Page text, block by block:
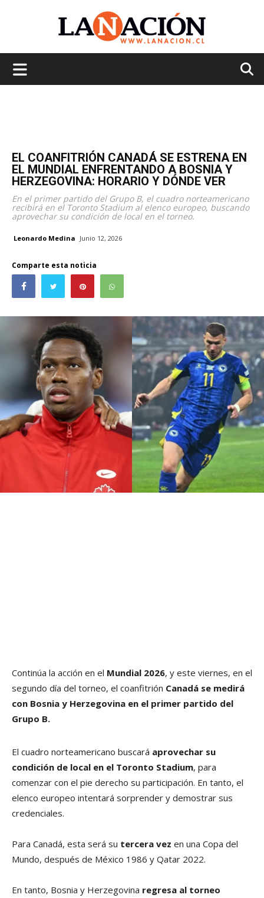
EL COANFITRIÓN CANADÁ SE ESTRENA EN
EL MUNDIAL ENFRENTANDO A BOSNIA Y
HERZEGOVINA: HORARIO Y DÓNDE VER
En el primer partido del Grupo B, el cuadro norteamericano
recibirá en el Toronto Stadium al elenco europeo, buscando
aprovechar su condición de local en el torneo.
Leonardo Medina Junio 12, 2026
Comparte esta noticia
Continúa la acción en el Mundial 2026, y este viernes, en el
segundo día del torneo, el coanfitrión Canadá se medirá
con Bosnia y Herzegovina en el primer partido del
Grupo B.
El cuadro norteamericano buscará aprovechar su
condición de local en el Toronto Stadium, para
comenzar con el pie derecho su participación. En tanto, el
elenco europeo intentará sorprender y demostrar sus
credenciales.
Para Canadá, esta será su tercera vez en una Copa del
Mundo, después de México 1986 y Qatar 2022.
En tanto, Bosnia y Herzegovina regresa al torneo